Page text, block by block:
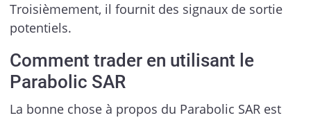
Troisièmement, il fournit des signaux de sortie
potentiels.
Comment trader en utilisant le
Parabolic SAR
La bonne chose à propos du Parabolic SAR est